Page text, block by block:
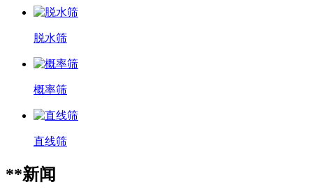
脱水筛
概率筛
直线筛
**新闻